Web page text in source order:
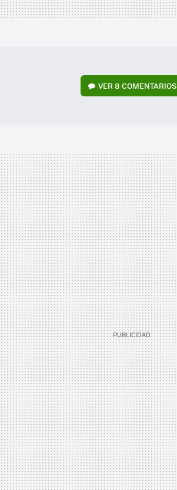
VER8 COMENTARIOS